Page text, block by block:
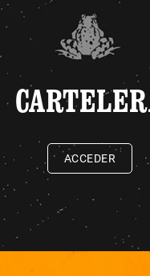
ACCEDER